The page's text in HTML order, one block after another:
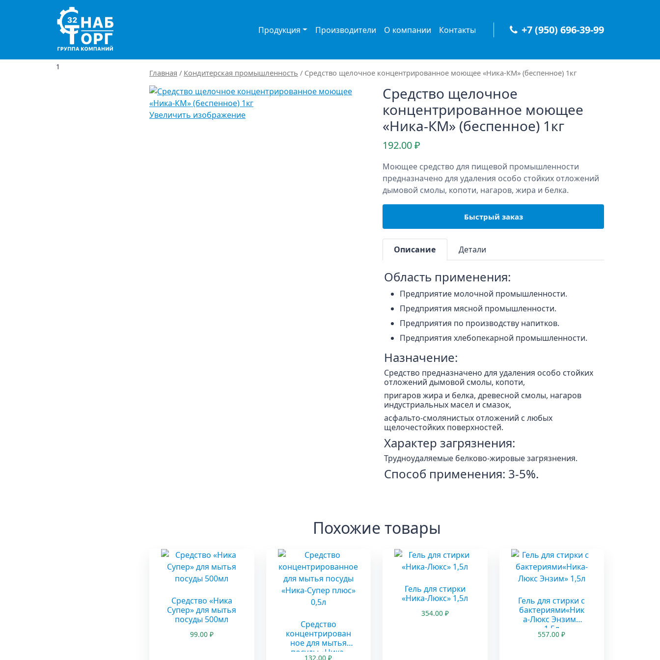
Main Navigation Продукция Производители О компании Контакты +7 (950) 696-39-99
1
Главная / Кондитерская промышленность / Средство щелочное концентрированное моющее «Ника-КМ» (беспенное) 1кг
Увеличить изображение
Средство щелочное
концентрированное моющее
«Ника-КМ» (беспенное) 1кг
192.00₽
Моющее средство для пищевой промышленности
предназначено для удаления особо стойких отложений
дымовой смолы, копоти, нагаров, жира и белка.
Быстрый заказ
Описание Детали
Область применения:
Предприятие молочной промышленности.
Предприятия мясной промышленности.
Предприятия по производству напитков.
Предприятия хлебопекарной промышленности.
Назначение:
Средство предназначено для удаления особо стойких
отложений дымовой смолы, копоти,
пригаров жира и белка, древесной смолы, нагаров
индустриальных масел и смазок,
асфальто-смолянистых отложений с любых
щелочестойких поверхностей.
Характер загрязнения:
Трудноудаляемые белково-жировые загрязнения.
Способ применения: 3-5%.
Похожие товары
Средство «Ника
Супер» для мытья
посуды 500мл
99.00 ₽
Средство
концентрирован
ное для мытья
посуды «Ника-
132.00₽
Гель для стирки
«Ника-Люкс» 1,5л
354.00 ₽
Гель для стирки с
бактериями«Ник
а-Люкс Энзим»
1,5л
557.00₽